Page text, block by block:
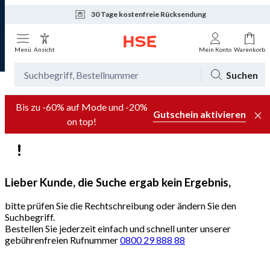
30 Tage kostenfreie Rücksendung
Tagesaktuelle Angebote
Menü Ansicht Mein Konto Warenkorb
Suchen
Bis zu -60% auf Mode und -20%
on top!
Gutschein aktivieren
Lieber Kunde, die Suche ergab kein Ergebnis,
bitte prüfen Sie die Rechtschreibung oder ändern Sie den
Suchbegriff.
Bestellen Sie jederzeit einfach und schnell unter unserer
gebührenfreien Rufnummer0800 29 888 88